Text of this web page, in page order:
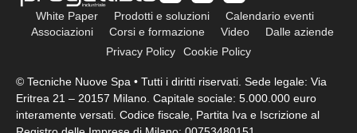
White Paper Prodotti e soluzioni
Calendario eventi
Associazioni
Corsi e formazione Video
Dalle aziende
Privacy Policy
Cookie Policy
© Tecniche Nuove Spa • Tutti i diritti riservati. Sede legale: Via
Eritrea 21 – 20157 Milano. Capitale sociale: 5.000.000 euro
interamente versati. Codice fiscale, Partita Iva e Iscrizione al